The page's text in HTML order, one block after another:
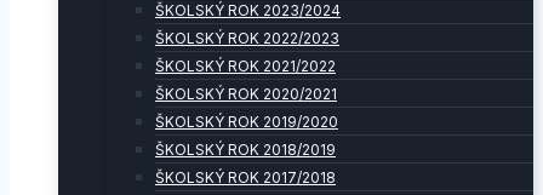
ŠKOLSKÝ ROK 2023/2024
ŠKOLSKÝ ROK 2022/2023
ŠKOLSKÝ ROK 2021/2022
ŠKOLSKÝ ROK 2020/2021
ŠKOLSKÝ ROK 2019/2020
ŠKOLSKÝ ROK 2018/2019
ŠKOLSKÝ ROK 2017/2018